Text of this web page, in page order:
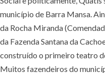
município de Barra Mansa.
da Rocha Miranda
da Fazenda Santana da
construído o primeiro teatro
Muitos fazendeiros do